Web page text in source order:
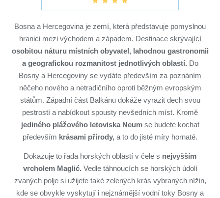
Bosna a Hercegovina je zemí, která představuje pomyslnou
hranici mezi východem a západem. Destinace skrývající
osobitou náturu místních obyvatel, lahodnou gastronomii
a geografickou rozmanitost jednotlivých oblastí. Do
Bosny a Hercegoviny se vydáte především za poznáním
něčeho nového a netradičního oproti běžným evropským
státům. Západní část Balkánu dokáže vyrazit dech svou
pestrostí a nabídkout spousty nevšedních míst. Kromě
jediného plážového letoviska Neumse budete kochat
především krásami přírody, a to do jisté míry hornaté.
Dokazuje to řada horských oblastí v čele s nejvyšším
vrcholem Maglić. Vedle táhnoucích se horských údolí
zvaných polje si užijete také zelených krás vybraných nížin,
kde se obvykle vyskytují i nejznámější vodní toky Bosny a